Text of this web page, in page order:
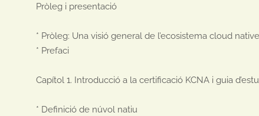
Pròleg i presentació
* Pròleg: Una visió general de l’ecosistema cloud
* Prefaci
Capítol 1. Introducció a la certificació KCNA i guia
* Definició de núvol natiu